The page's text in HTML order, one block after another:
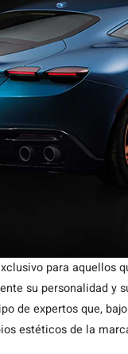
para aquellos
su personalidad y
de expertos que,
estéticos de la